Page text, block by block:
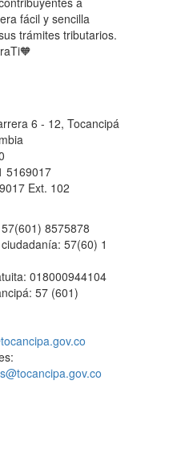
fácil y sencilla
trámites tributarios.
6 - 12, Tocancipá
5169017
Ext. 102
8575878
57(60) 1
018000944104
57 (601)